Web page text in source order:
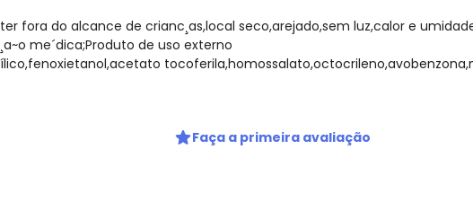
fora do alcance de crianc¸as,local seco,arejado,sem luz,calor e
me´dica;Produto de uso externo
Faça a primeira avaliação